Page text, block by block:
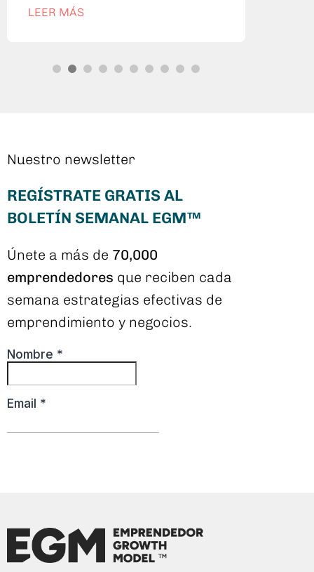
LEER MÁS
Nuestro newsletter
REGÍSTRATE GRATIS AL
BOLETÍN SEMANAL EGM™
Únete a más de 70,000
emprendedores que reciben cada
semana estrategias efectivas de
emprendimiento y negocios.